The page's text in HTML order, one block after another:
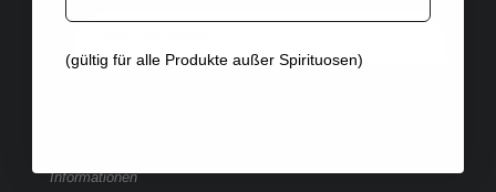
Informationen
(gültig für alle Produkte außer Spirituosen)